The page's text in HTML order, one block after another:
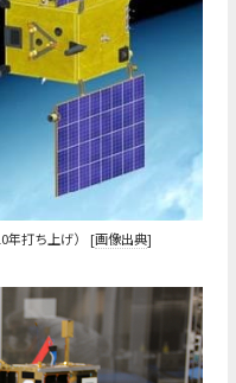
年打ち上げ） [画像出典]